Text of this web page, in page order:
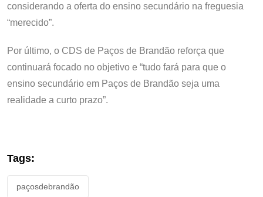
considerando a oferta do ensino secundário na freguesia
“merecido”.
Por último, o CDS de Paços de Brandão reforça que
continuará focado no objetivo e “tudo fará para que o
ensino secundário em Paços de Brandão seja uma
realidade a curto prazo”.
Tags:
paçosdebrandão